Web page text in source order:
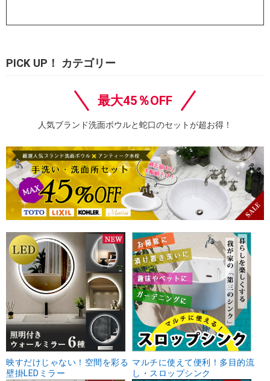
PICK UP！ カテゴリー
最大45％OFF
人気ブランド洗面ボウルと蛇口のセットが超お得！
映すだけじゃない！空間を彩る
壁掛LEDミラー
マルチに使えて便利！多目的流
し・スロップシンク